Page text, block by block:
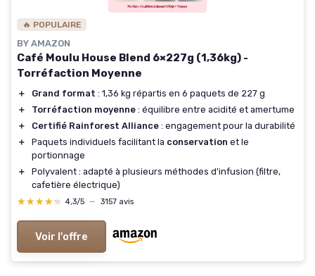
🔥 POPULAIRE
BY AMAZON
Café Moulu House Blend 6×227g (1,36kg) -
Torréfaction Moyenne
＋ Grand format : 1,36 kg répartis en 6 paquets de 227 g
＋
Torréfaction moyenne : équilibre entre acidité et amertume
＋
Certifié Rainforest Alliance : engagement pour la durabilité
＋
Paquets individuels facilitant la conservation et le
portionnage
＋
Polyvalent : adapté à plusieurs méthodes d'infusion (filtre,
cafetière électrique)
★★★★★
★★★★★ 4,3/5 — 3157 avis
Voir l'offre